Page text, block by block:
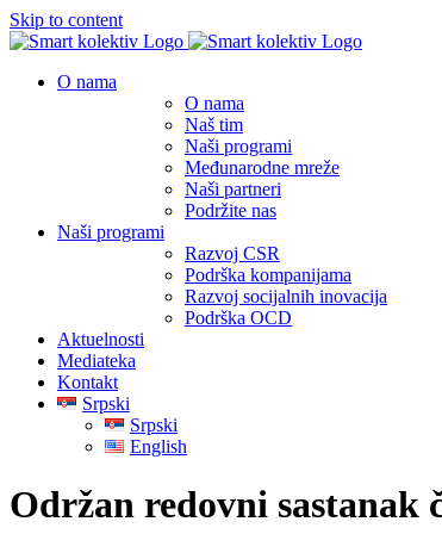
Skip to content
O nama
O nama
Naš tim
Naši programi
Međunarodne mreže
Naši partneri
Podržite nas
Naši programi
Razvoj CSR
Podrška kompanijama
Razvoj socijalnih inovacija
Podrška OCD
Aktuelnosti
Mediateka
Kontakt
Srpski
Srpski
English
Održan redovni sastanak